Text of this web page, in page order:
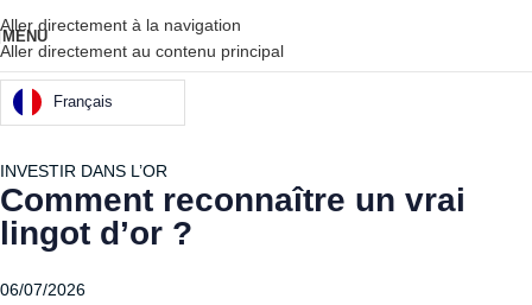
Aller directement à la navigation
Aller directement au contenu principal
MENU
Français
INVESTIR DANS L’OR
Comment reconnaître un vrai
lingot d’or ?
06/07/2026